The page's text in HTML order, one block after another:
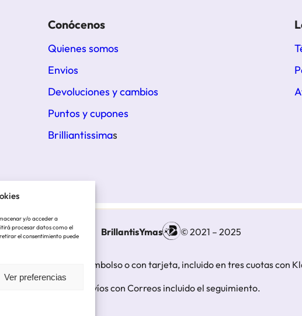
y/o acceder a
procesar datos como el
el consentimiento puede
Ver preferencias
Conócenos
Quienes somos
Envios
Devoluciones y cambios
Puntos y cupones
Brilliantissimas
BrillantisYmas © 2021 – 2025
Pagos contra reembolso o con tarjeta, incluido en tres cuotas con
Envíos con Correos incluido el seguimiento.